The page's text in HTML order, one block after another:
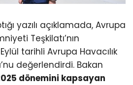
yazılı açıklamada, Avrupa
Teşkilatı’nın
Eylül tarihli Avrupa Havacılık
değerlendirdi. Bakan
dönemini kapsayan